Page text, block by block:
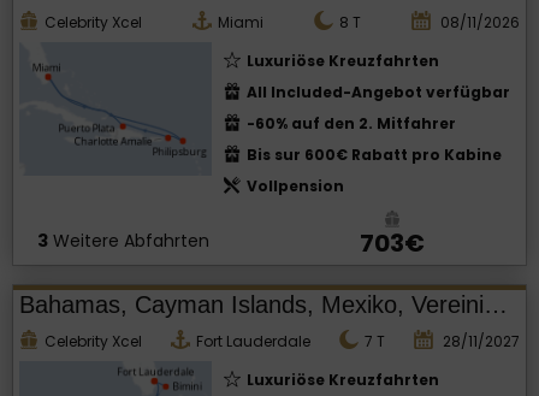
Celebrity Xcel Miami 8 T
08/11/2026
Luxuriöse Kreuzfahrten
All Included-Angebot verfügbar
-60% auf den 2. Mitfahrer
Bis sur 600€ Rabatt pro Kabine
Vollpension
3 Weitere Abfahrten 703€
Bahamas, Cayman Islands, Mexiko, Vereinigte Staaten von Amerika
Celebrity Xcel Fort Lauderdale 7 T
28/11/2027
Luxuriöse Kreuzfahrten